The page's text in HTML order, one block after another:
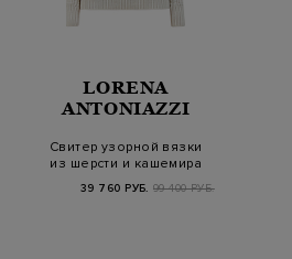
LORENA
ANTONIAZZI
Свитер узорной вязки
из шерсти и кашемира
39 760 РУБ. 99 400 РУБ.